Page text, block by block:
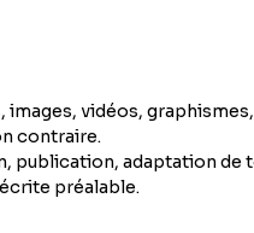
images, vidéos,
contraire.
adaptation de
préalable.